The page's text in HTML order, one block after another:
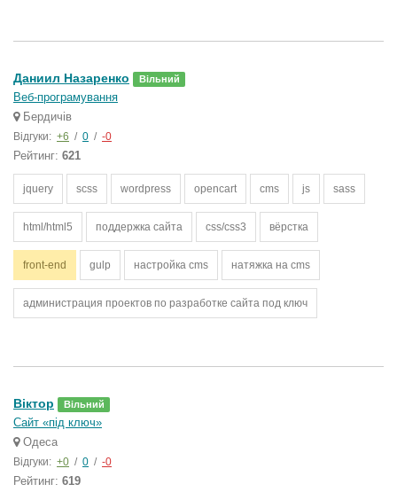
Даниил Назаренко Вільний
Веб-програмування
Бердичів
Відгуки: +6 / 0 / -0
Рейтинг: 621
jquery scss wordpress opencart cms js sass
html/html5 поддержка сайта css/css3 вёрстка
front-end gulp настройка cms натяжка на cms
администрация проектов по разработке сайта под ключ
Вiктор Вільний
Сайт «під ключ»
Одеса
Відгуки: +0 / 0 / -0
Рейтинг: 619